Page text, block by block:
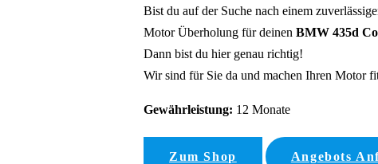
Bist du auf der Suche nach einem
Motor Überholung für deinen BMW 435d
Dann bist du hier genau richtig!
Wir sind für Sie da und machen Ihren Motor
Gewährleistung: 12 Monate
Zum Shop Angebots